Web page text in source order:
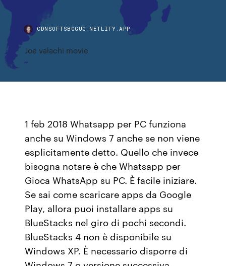
CDNSOFTSBGGUG.NETLIFY.APP
Joe valachi movie
1 feb 2018 Whatsapp per PC funziona
anche su Windows 7 anche se non viene
esplicitamente detto. Quello che invece
bisogna notare è che Whatsapp per
Gioca WhatsApp su PC. È facile iniziare.
Se sai come scaricare apps da Google
Play, allora puoi installare apps su
BlueStacks nel giro di pochi secondi.
BlueStacks 4 non è disponibile su
Windows XP. È necessario disporre di